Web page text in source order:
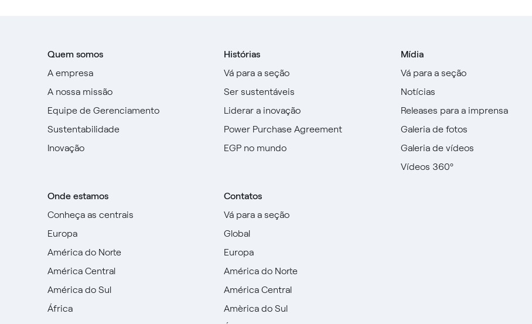
Quem somos
A empresa
A nossa missão
Equipe de Gerenciamento
Sustentabilidade
Inovação
Onde estamos
Conheça as centrais
Europa
América do Norte
América Central
América do Sul
África
Histórias
Vá para a seção
Ser sustentáveis
Liderar a inovação
Power Purchase Agreement
EGP no mundo
Contatos
Vá para a seção
Global
Europa
América do Norte
América Central
Amèrica do Sul
Mídia
Vá para a seção
Notícias
Releases para a imprensa
Galeria de fotos
Galeria de vídeos
Vídeos 360º